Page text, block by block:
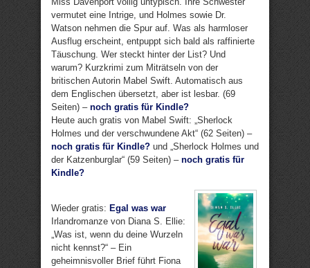
vermutet eine Intrige, und Holmes sowie Dr.
Watson nehmen die Spur auf. Was als harmloser
Ausflug erscheint, entpuppt sich bald als raffinierte
Täuschung. Wer steckt hinter der List? Und
warum? Kurzkrimi zum Miträtseln von der
britischen Autorin Mabel Swift. Automatisch aus
dem Englischen übersetzt, aber ist lesbar. (69
Seiten) – noch gratis für Kindle?
Heute auch gratis von Mabel Swift: „Sherlock
Holmes und der verschwundene Akt“ (62 Seiten) –
noch gratis für Kindle? und „Sherlock Holmes und
der Katzenburglar“ (59 Seiten) – noch gratis für
Kindle?
Wieder gratis: Egal was war
Irlandromanze von Diana S. Ellie:
„Was ist, wenn du deine Wurzeln
nicht kennst?“ – Ein
geheimnisvoller Brief führt Fiona